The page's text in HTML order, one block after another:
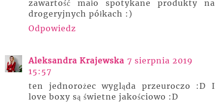
zawartość mało spotykane produkty na
drogeryjnych półkach :)
Odpowiedz
Aleksandra Krajewska 7 sierpnia 2019
15:57
ten jednorożec wygląda przeuroczo :D I
love boxy są świetne jakościowo :D